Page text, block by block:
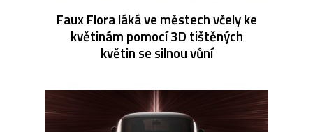
Faux Flora láká ve městech včely ke
květinám pomocí 3D tištěných
květin se silnou vůní